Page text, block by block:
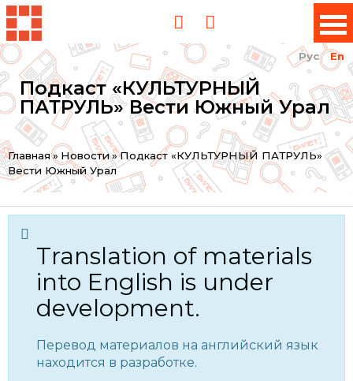
Рус En
Подкаст «КУЛЬТУРНЫЙ
ПАТРУЛЬ» Вести Южный Урал
You
are
here
Главная » Новости»Подкаст «КУЛЬТУРНЫЙ ПАТРУЛЬ»
Вести Южный Урал
Translation of materials
into English is under
development.
Перевод материалов на английский язык
находится в разработке.